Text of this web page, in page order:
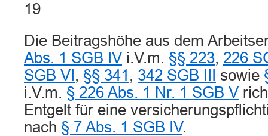
19
Die Beitragshöhe aus dem
Abs. 1 SGB IV i.V.m. §§ 223, 226
SGB VI , §§ 341 , 342 SGB III sowie
i.V.m. § 226 Abs. 1 Nr. 1 SGB V
Entgelt für eine
nach § 7 Abs. 1 SGB IV.